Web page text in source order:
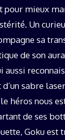
pour mieux
Un
sa
de son
aussi
sabre
héros nous
de ses
Goku est